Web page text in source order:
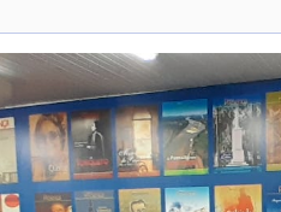
e parceiros
de roda de conversa e
a do Conselho Estadual de
dos jovens. O filme
de crioula como
Cultura (PNCC).